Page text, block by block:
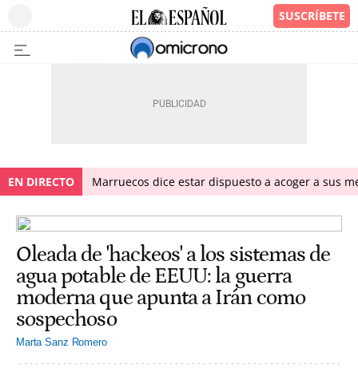
EN DIRECTO Marruecos dice estar dispuesto a acoger a sus
Oleada de 'hackeos' a los sistemas de
agua potable de EEUU: la guerra
moderna que apunta a Irán como
sospechoso
Marta Sanz Romero